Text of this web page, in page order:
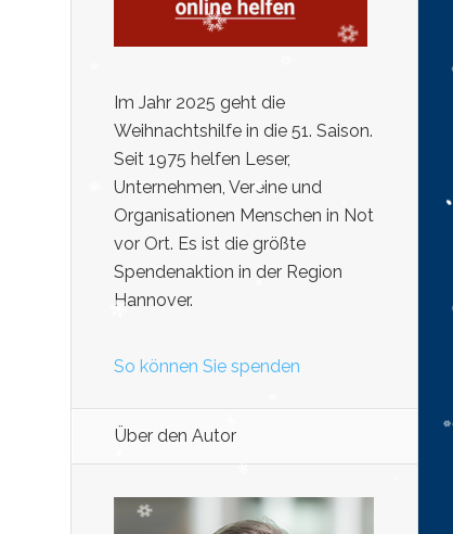
Im Jahr 2025 geht die
Weihnachtshilfe in die 51. Saison.
Seit 1975 helfen Leser,
Unternehmen, Vereine und
Organisationen Menschen in Not
vor Ort. Es ist die größte
Spendenaktion in der Region
Hannover.
So können Sie spenden
Über den Autor